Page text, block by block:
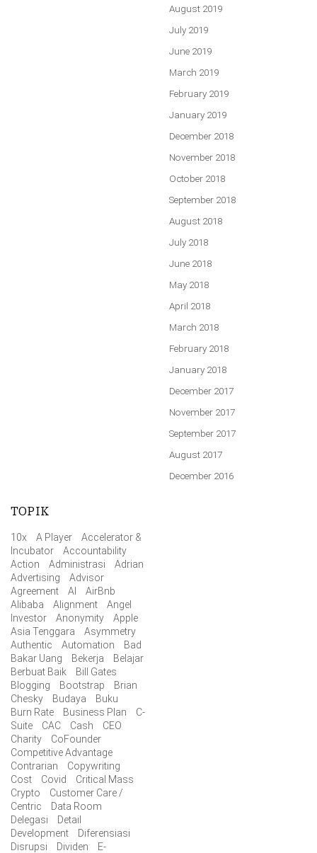
August 2019
July 2019
June 2019
March 2019
February 2019
January 2019
December 2018
November 2018
October 2018
September 2018
August 2018
July 2018
June 2018
May 2018
April 2018
March 2018
February 2018
January 2018
December 2017
November 2017
September 2017
August 2017
December 2016
TOPIK
10x A Player
Accelerator &
Incubator
Accountability
Action
Administrasi
Adrian
Advertising
Advisor
Agreement
AI
AirBnb
Alibaba
Alignment
Angel
Investor
Anonymity
Apple
Asia Tenggara
Asymmetry
Authentic
Automation
Bad
Bakar Uang
Bekerja
Belajar
Berbuat Baik
Bill Gates
Blogging
Bootstrap
Brian
Chesky
Budaya
Buku
Burn Rate
Business Plan
C-
Suite
CAC Cash
CEO
Charity
CoFounder
Competitive Advantage
Contrarian
Copywriting
Cost
Covid
Critical Mass
Crypto
Customer Care /
Centric
Data Room
Delegasi
Detail
Development
Diferensiasi
Disrupsi
Dividen
E-